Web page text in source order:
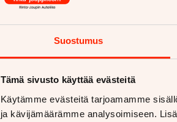
Suostumus
Tämä sivusto käyttää evästeitä
Käytämme evästeitä tarjoamamme
ja kävijämäärämme analysoimiseen.
Jäitkö kaipaamaan
Kiinteät koukut alk.
Irrotettavat koukut alk.